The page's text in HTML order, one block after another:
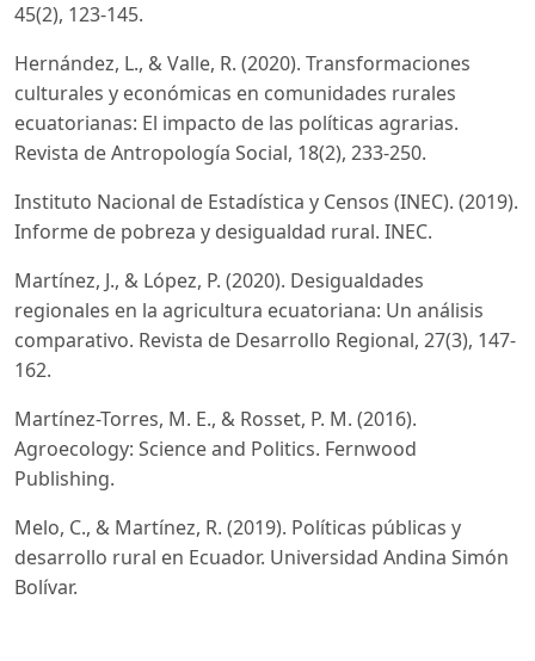
45(2), 123-145.
Hernández, L., & Valle, R. (2020). Transformaciones
culturales y económicas en comunidades rurales
ecuatorianas: El impacto de las políticas agrarias.
Revista de Antropología Social, 18(2), 233-250.
Instituto Nacional de Estadística y Censos (INEC). (2019).
Informe de pobreza y desigualdad rural. INEC.
Martínez, J., & López, P. (2020). Desigualdades
regionales en la agricultura ecuatoriana: Un análisis
comparativo. Revista de Desarrollo Regional, 27(3), 147-
162.
Martínez-Torres, M. E., & Rosset, P. M. (2016).
Agroecology: Science and Politics. Fernwood
Publishing.
Melo, C., & Martínez, R. (2019). Políticas públicas y
desarrollo rural en Ecuador. Universidad Andina Simón
Bolívar.